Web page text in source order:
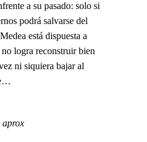
a su pasado: solo si
podrá salvarse del
está dispuesta a
logra reconstruir bien
ni siquiera bajar al